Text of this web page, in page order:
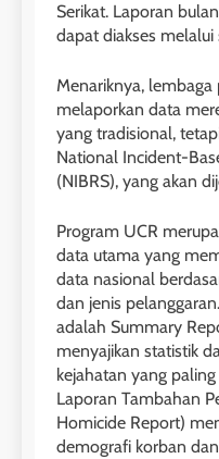
Serikat. Laporan
dapat diakses
Menariknya,
melaporkan data
yang tradisional,
National Incident-
(NIBRS), yang akan
Program UCR
data utama yang
data nasional
dan jenis
adalah Summary
menyajikan statistik
kejahatan yang
Laporan Tambahan
Homicide Report)
demografi korban